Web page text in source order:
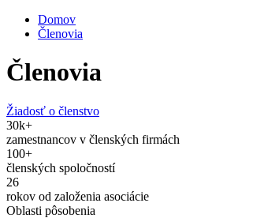
Domov
Členovia
Členovia
Žiadosť o členstvo
30k+
zamestnancov v členských firmách
100+
členských spoločností
26
rokov od založenia asociácie
Oblasti pôsobenia